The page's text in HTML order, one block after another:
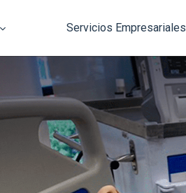
Pasar al contenido principal
Servicios Empresariales